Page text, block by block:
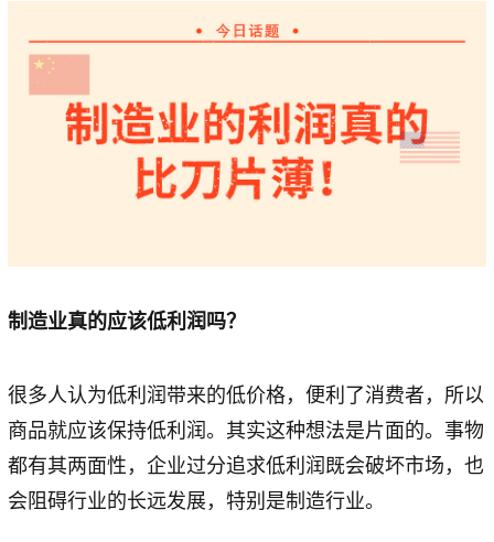
制造业真的应该低利润吗？
很多人认为低利润带来的低价格，便利了消费者，所以
商品就应该保持低利润。其实这种想法是片面的。事物
都有其两面性，企业过分追求低利润既会破坏市场，也
会阻碍行业的长远发展，特别是制造行业。